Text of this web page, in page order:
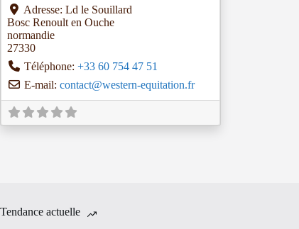
Adresse: Ld le Souillard
Bosc Renoult en Ouche
normandie
27330
Téléphone: +33 60 754 47 51
E-mail: contact@western-equitation.fr
Tendance actuelle